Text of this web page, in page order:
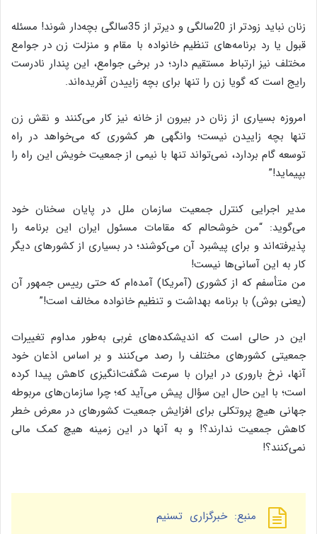
‏زنان‌ نباید زودتر از 20سالگی و دیرتر از 35سالگی بچه‌دار شوند! مسئله‌
قبول‌ یا رد برنامه‌های تنظیم‌ خانواده‌ با مقام‌ و منزلت‌ زن‌ در جوامع‌
مختلف‌ نیز ارتباط‌ مستقیم‌ دارد؛ در برخی جوامع‌، این‌ پندار نادرست‌
رایج‌ است‌ که‌ گویا زن‌ را تنها برای بچه‌ زاییدن‌ آفریده‌اند.
‏امروزه‌ بسیاری‌ از زنان‌ در بیرون‌ از خانه‌ نیز کار می‌کنند و نقش‌ زن‌
تنها بچه‌ زاییدن‌ نیست‌؛ وانگهی هر کشوری که‌ می‌خواهد در راه‌
توسعه‌ گام‌ بردارد، نمی‌تواند تنها با نیمی از جمعیت‌ خویش‌ این‌ راه‌ را
بپیماید!”
مدیر اجرایی کنترل جمعیت سازمان ملل در پایان سخنان خود
می‌گوید: “من‌ خوشحالم‌ که‌ مقامات‌ مسئول‌ ایران‌ این‌ برنامه‌ را
پذیرفته‌اند و برای پیشبرد آن‌ می‌کوشند؛ در بسیاری از کشورهای‌ دیگر
کار به‌ این‌ آسانی‌ها نیست‌!
من‌ متأسفم‌ که‌ از کشوری (آمریکا) آمده‌ام‌ که‌ حتی‌ رییس جمهور ‏آن
(یعنی بوش) با برنامه بهداشت‌‌ و تنظیم‌ خانواده‌ مخالف‌ است‌!”
این در حالی است که اندیشکده‌های غربی به‌طور مداوم تغییرات
جمعیتی کشورهای مختلف را رصد می‌کنند و بر اساس اذعان خود
آنها، نرخ باروری در ایران با سرعت شگفت‌انگیزی کاهش پیدا کرده
است؛ با این حال این سؤال پیش می‌آید که؛ چرا سازمان‌های مربوطه
جهانی هیچ پروتکلی برای افزایش جمعیت کشورهای در معرض خطر
کاهش جمعیت ندارند؟! و به آنها در این زمینه هیچ کمک مالی
نمی‌کنند؟!
منبع: خبرگزاری تسنیم